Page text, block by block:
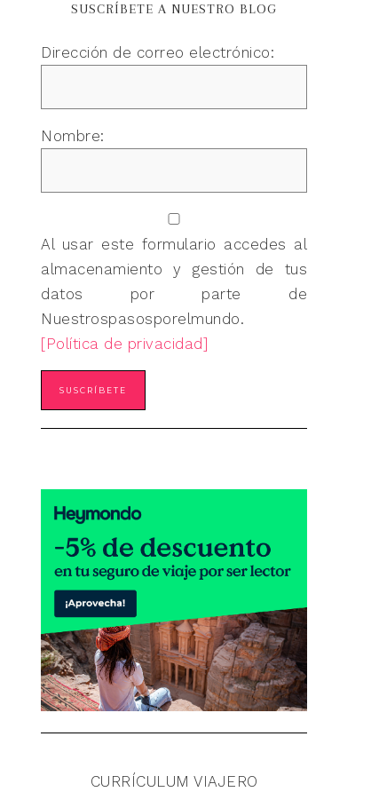
SUSCRÍBETE A NUESTRO BLOG
Dirección de correo electrónico:
Nombre:
Al usar este formulario accedes al
almacenamiento y gestión de tus
datos por parte de
Nuestrospasosporelmundo.
[Política de privacidad]
CURRÍCULUM VIAJERO